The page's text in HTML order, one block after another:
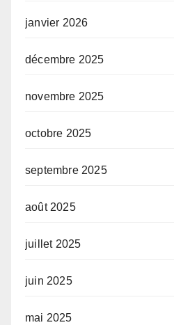
janvier 2026
décembre 2025
novembre 2025
octobre 2025
septembre 2025
août 2025
juillet 2025
juin 2025
mai 2025